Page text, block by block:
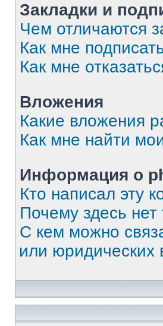
Закладки и
Чем отличаются
Как мне
Как мне
Вложения
Какие вложения
Как мне найти
Информация о
Кто написал эту
Почему здесь
С кем можно
или юридических